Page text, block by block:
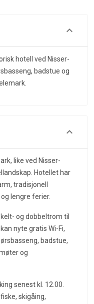
hotell ved Nisser-
badstue og
like ved Nisser-
Hotellet har
tradisjonell
lengre ferier.
og dobbeltrom til
nyte gratis Wi-Fi,
badstue,
og
senest kl. 12.00.
skigåing,